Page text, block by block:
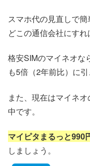
スマホ代の見直しで簡
どこの通信会社にす
格安SIMのマイネオな
も5倍（2年前比）に
また、現在はマイネ
中です。
マイピタまるっと990
しましょう。